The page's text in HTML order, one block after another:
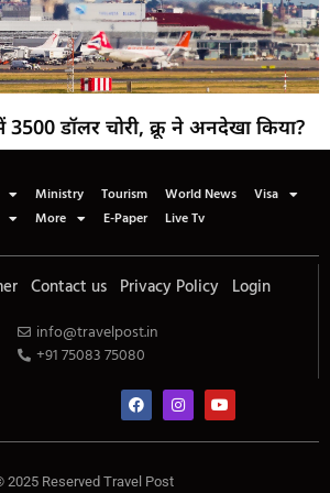
डॉलर चोरी, क्रू ने अनदेखा किया?
Ministry Tourism World News
Visa
More E-Paper Live Tv
Contact us Privacy Policy Login
info@travelpost.in
+91 75083 75080
2025 Reserved Travel Post